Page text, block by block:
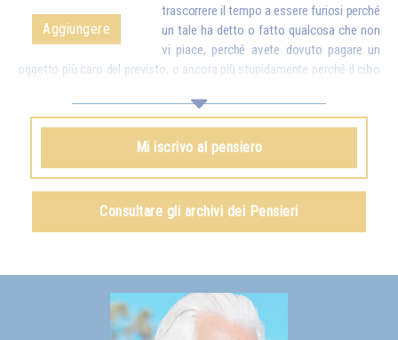
Aggiungere
trascorrere il tempo a essere furiosi perché
un tale ha detto o fatto qualcosa che non
vi piace, perché avete dovuto pagare un
oggetto più caro del previsto, o ancora più stupidamente perché il cibo
questi piccoli inconvenienti come se fossero delle catastrofi, ebbene,
ciò finisce per rendervi stupidi. Mettete dunque a confronto quei
dettagli con tutte le ricchezze che la vita vi dà. Quando vi accorgerete
che, per delle piccole contrarietà, siete pronti a dimenticare quante cose
e di tutti quelli che vi stanno intorno, proverete vergogna…*
Omraam Mikhaël Aïvanhov
Vedi ancheIl sorriso del saggio, capitolo I
Mi iscrivo al pensiero
Consultare gli archivi dei Pensieri